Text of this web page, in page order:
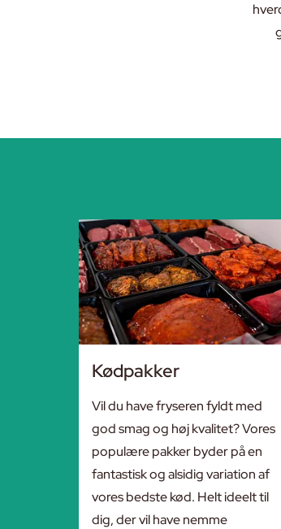
Kødpakker
Vil du have fryseren fyldt med
god smag og høj kvalitet? Vores
populære pakker byder på en
fantastisk og alsidig variation af
vores bedste kød. Helt ideelt til
dig, der vil have nemme